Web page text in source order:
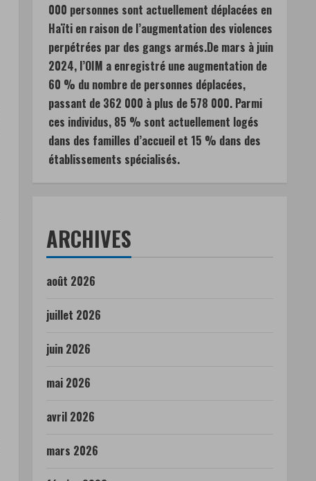
000 personnes sont actuellement déplacées en
Haïti en raison de l’augmentation des violences
perpétrées par des gangs armés.De mars à juin
2024, l’OIM a enregistré une augmentation de
60 % du nombre de personnes déplacées,
passant de 362 000 à plus de 578 000. Parmi
ces individus, 85 % sont actuellement logés
dans des familles d’accueil et 15 % dans des
établissements spécialisés.
ARCHIVES
août 2026
juillet 2026
juin 2026
mai 2026
avril 2026
mars 2026